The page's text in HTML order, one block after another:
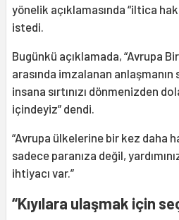
yönelik açıklamasında “iltica
istedi.
Bugünkü açıklamada, “Avrupa
arasında imzalanan
insana sırtınızı dönmenizden
içindeyiz” dendi.
“Avrupa ülkelerine bir kez daha
sadece paranıza değil,
ihtiyacı var.”
“Kıyılara ulaşmak için